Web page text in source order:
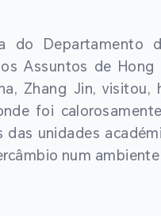
do Departamento
Assuntos de Hong
Zhang Jin, visitou,
foi
unidades
num